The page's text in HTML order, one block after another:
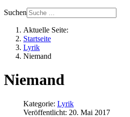
Suchen
Aktuelle Seite:
Startseite
Lyrik
Niemand
Niemand
Kategorie: Lyrik
Veröffentlicht: 20. Mai 2017